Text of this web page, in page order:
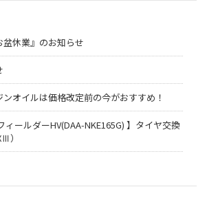
盆休業』のお知らせ
オイルは価格改定前の今がおすすめ！
ィールダーHV(DAA-NKE165G) 】タイヤ交換
）